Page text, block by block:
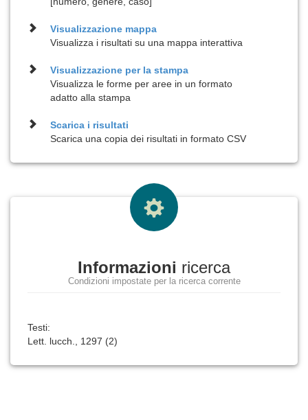
Visualizzazione mappa
Visualizza i risultati su una mappa interattiva
Visualizzazione per lastampa
Visualizza le forme per aree in un formato
adatto alla stampa
Scarica i risultati
Scarica una copia dei risultati in formato CSV
Informazioni ricerca
Condizioni impostate per la ricerca corrente
Testi:
Lett. lucch., 1297 (2)